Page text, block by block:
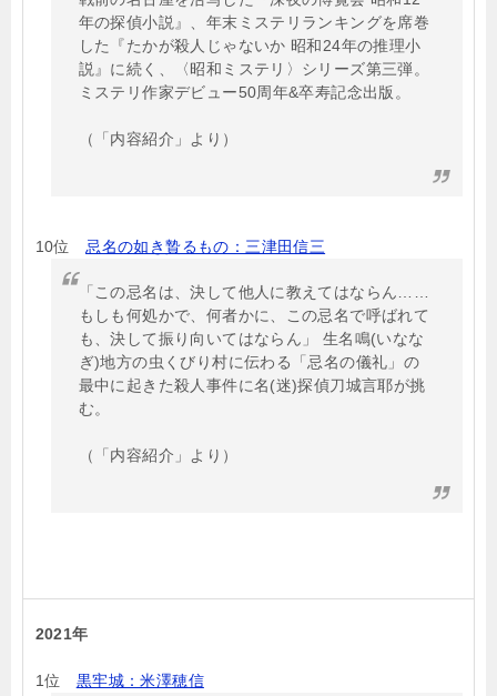
年の探偵小説』、年末ミステリランキングを席巻
した『たかが殺人じゃないか 昭和24年の推理小
説』に続く、〈昭和ミステリ〉シリーズ第三弾。
ミステリ作家デビュー50周年&卒寿記念出版。
（「内容紹介」より）
10位 忌名の如き贄るもの：三津田信三
「この忌名は、決して他人に教えてはならん……
もしも何処かで、何者かに、この忌名で呼ばれて
も、決して振り向いてはならん」 生名鳴(いなな
ぎ)地方の虫くびり村に伝わる「忌名の儀礼」の
最中に起きた殺人事件に名(迷)探偵刀城言耶が挑
む。
（「内容紹介」より）
2021年
1位 黒牢城：米澤穂信